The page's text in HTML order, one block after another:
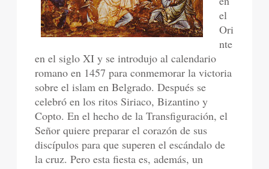
el
Ori
nte
en el siglo XI y se introdujo al calendario
romano en 1457 para conmemorar la victoria
sobre el islam en Belgrado. Después se
celebró en los ritos Siriaco, Bizantino y
Copto. En el hecho de la Transfiguración, el
Señor quiere preparar el corazón de sus
discípulos para que superen el escándalo de
la cruz. Pero esta fiesta es, además, un